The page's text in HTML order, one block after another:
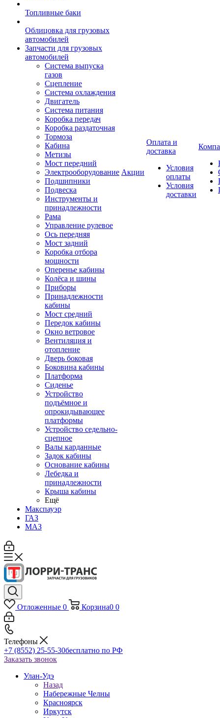
Топливные баки
Облицовка для грузовых
автомобилей
Запчасти для грузовых
автомобилей
Система выпуска
газов
Сцепление
Система охлаждения
Двигатель
Система питания
Коробка передач
Коробка раздаточная
Тормоза
Кабина
Метизы
Мост передний
Электрооборудование
Подшипники
Подвеска
Инструменты и
принадлежности
Рама
Управление рулевое
Ось передняя
Мост задний
Коробка отбора
мощности
Оперенье кабины
Колёса и шины
Приборы
Принадлежности
кабины
Мост средний
Передок кабины
Окно ветровое
Вентиляция и
отопление
Дверь боковая
Боковина кабины
Платформа
Сиденье
Устройство
подъёмное и
опрокидывающее
платформы
Устройство седельно-
сцепное
Валы карданные
Задок кабины
Основание кабины
Лебедка и
принадлежности
Крыша кабины
Ещё
Макспауэр
ГАЗ
МАЗ
Акции
Оплата и
доставка
Условия
оплаты
Условия
доставки
Отложенные 0 Корзина0 0
Телефоны
+7 (8552) 25-55-30бесплатно по РФ
Заказать звонок
Улан-Удэ
Назад
Набережные Челны
Красноярск
Иркутск